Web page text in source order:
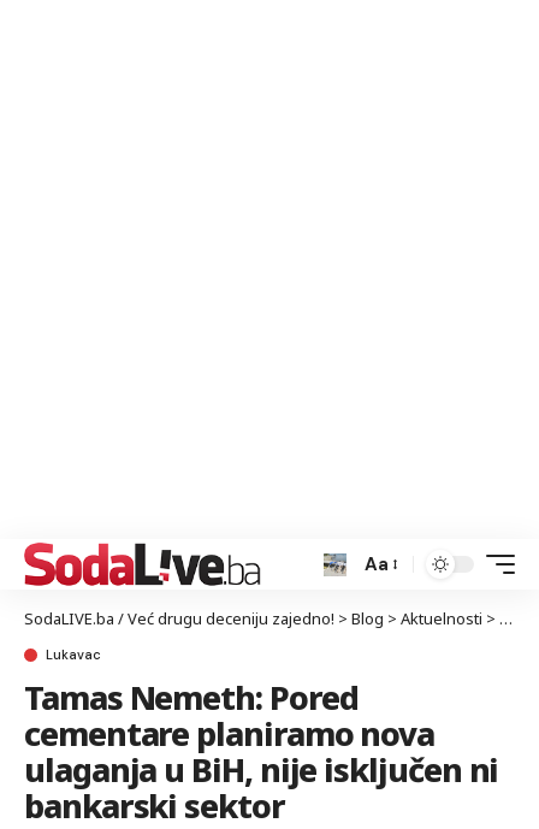
Aa
SodaLIVE.ba / Već drugu deceniju zajedno! > Blog > Aktuelnosti >
Lukavac
Tamas Nemeth: Pored
cementare planiramo nova
ulaganja u BiH, nije isključen ni
bankarski sektor